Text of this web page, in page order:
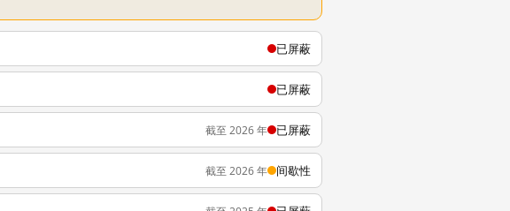
已屏蔽
已屏蔽
截至 2026 年 已屏蔽
截至 2026 年 间歇性